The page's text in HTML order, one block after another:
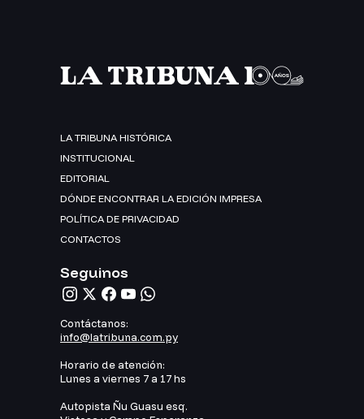
LA TRIBUNA HISTÓRICA
INSTITUCIONAL
EDITORIAL
DÓNDE ENCONTRAR LA EDICIÓN IMPRESA
POLÍTICA DE PRIVACIDAD
CONTACTOS
Seguinos
Contáctanos:
info@latribuna.com.py
Horario de atención:
Lunes a viernes 7 a 17 hs
Autopista Ñu Guasu esq.